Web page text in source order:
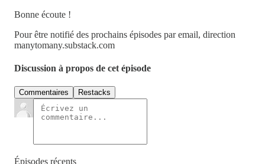
Bonne écoute !
Pour être notifié des prochains épisodes par email, direction
manytomany.substack.com
Discussion à propos de cet épisode
Commentaires Restacks
Épisodes récents